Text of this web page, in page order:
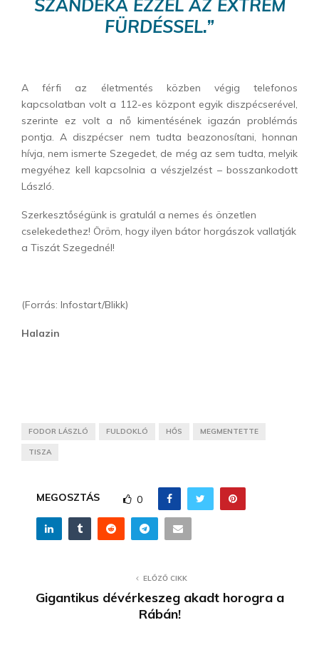
SZÁNDÉKA EZZEL AZ EXTRÉM
FÜRDÉSSEL.”
A férfi az életmentés közben végig telefonos
kapcsolatban volt a 112-es központ egyik diszpécserével,
szerinte ez volt a nő kimentésének igazán problémás
pontja. A diszpécser nem tudta beazonosítani, honnan
hívja, nem ismerte Szegedet, de még az sem tudta, melyik
megyéhez kell kapcsolnia a vészjelzést – bosszankodott
László.
Szerkesztőségünk is gratulál a nemes és önzetlen
cselekedethez! Öröm, hogy ilyen bátor horgászok vallatják
a Tiszát Szegednél!
(Forrás: Infostart/Blikk)
Halazin
FODOR LÁSZLÓ FULDOKLÓ HŐS MEGMENTETTE
TISZA
MEGOSZTÁS 0
ELŐZŐ CIKK
Gigantikus dévérkeszeg akadt horogra a
Rábán!